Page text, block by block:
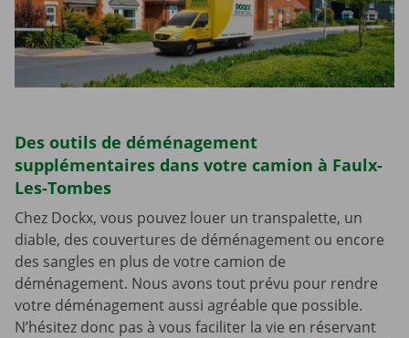
Des outils de déménagement
supplémentaires dans votre camion à Faulx-
Les-Tombes
Chez Dockx, vous pouvez louer un transpalette, un
diable, des couvertures de déménagement ou encore
des sangles en plus de votre camion de
déménagement. Nous avons tout prévu pour rendre
votre déménagement aussi agréable que possible.
N’hésitez donc pas à vous faciliter la vie en réservant